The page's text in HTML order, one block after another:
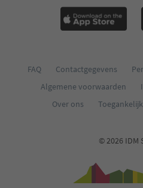
FAQ Contactgegevens
Algemene voorwaarden
Over ons
© 2026 IDM